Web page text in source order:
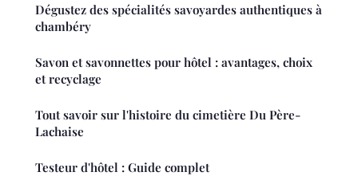
Dégustez des spécialités savoyardes authentiques à
chambéry
Savon et savonnettes pour hôtel : avantages, choix
et recyclage
Tout savoir sur l'histoire du cimetière Du Père-
Lachaise
Testeur d'hôtel : Guide complet